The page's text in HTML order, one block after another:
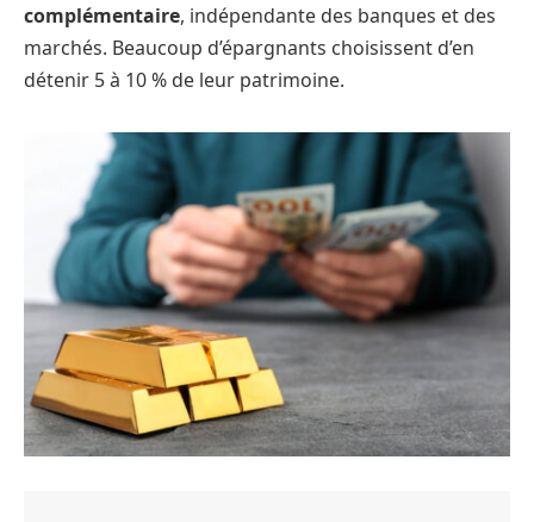
complémentaire, indépendante des banques et des
marchés. Beaucoup d’épargnants choisissent d’en
détenir 5 à 10 % de leur patrimoine.